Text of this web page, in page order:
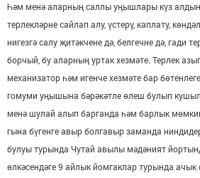
Һәм менә аларның саллы уңышлары күз
терлекләрне сайлап алу, үстерү, каплату,
нигезгә салу җитәкчене дә, белгечне дә, гади
борчый, бу аларның уртак хезмәте. Терлек
механизатор һәм игенче хезмәте бар
гомуми уңышына бәрәкәтле өлеш булып
менә шулай алып барганда һәм барлык
гына бүгенге авыр болгавыр заманда
булуы турында Чутай авылы мәдәният
өлкәсендәге 9 айлык йомгаклар турында